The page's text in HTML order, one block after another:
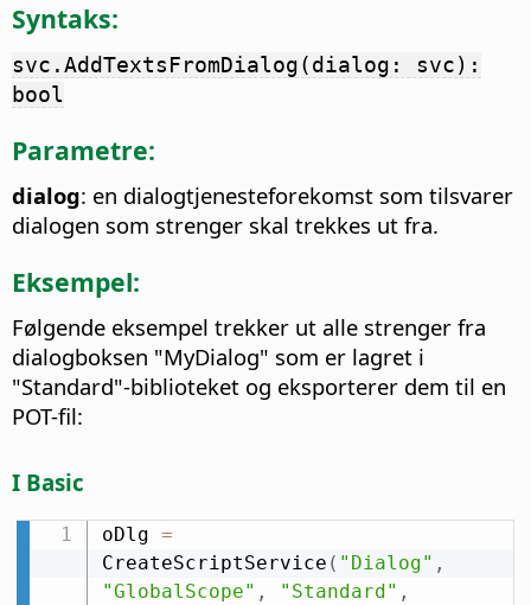
Syntaks:
svc.AddTextsFromDialog(dialog: svc):
bool
Parametre:
dialog: en dialogtjenesteforekomst som tilsvarer
dialogen som strenger skal trekkes ut fra.
Eksempel:
Følgende eksempel trekker ut alle strenger fra
dialogboksen "MyDialog" som er lagret i
"Standard"-biblioteket og eksporterer dem til en
POT-fil:
I Basic
oDlg =
CreateScriptService ( "Dialog" ,
"GlobalScope" , "Standard" ,